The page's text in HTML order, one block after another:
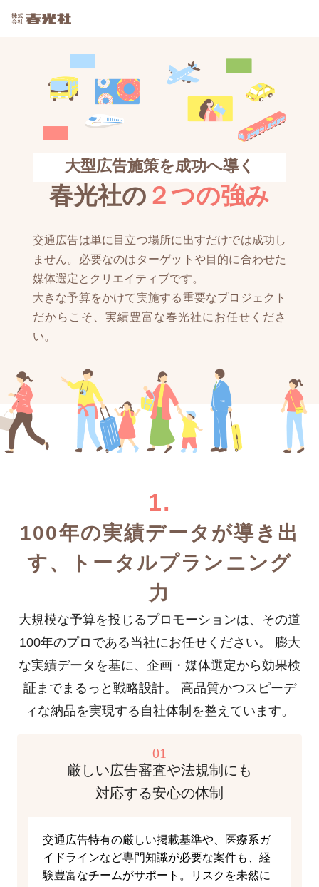
大型広告施策を成功へ導く
春光社の ２つの強み
交通広告は単に目立つ場所に出すだけでは成功し
ません。必要なのはターゲットや目的に合わせた
媒体選定とクリエイティブです。
大きな予算をかけて実施する重要なプロジェクト
だからこそ、実績豊富な春光社にお任せくださ
い。
1.
100年の実績データが導き出
す、
トータルプランニング
力
大規模な予算を投じるプロモーションは、 その道
100年のプロである当社にお任せください。
膨大
な実績データを基に、企画・媒体選定から効果検
証までまるっと戦略設計。
高品質かつスピーデ
ィな納品を実現する自社体制を整えています。
01
厳しい広告審査や法規制にも
対応する安心の体制
交通広告特有の厳しい掲載基準や、医療系ガ
イドラインなど専門知識が必要な案件も、経
験豊富なチームがサポート。リスクを未然に